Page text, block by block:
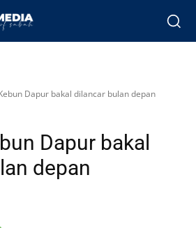
Dapur bakal dilancar bulan depan
Dapur bakal
depan